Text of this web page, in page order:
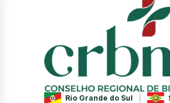
Rio Grande do Sul